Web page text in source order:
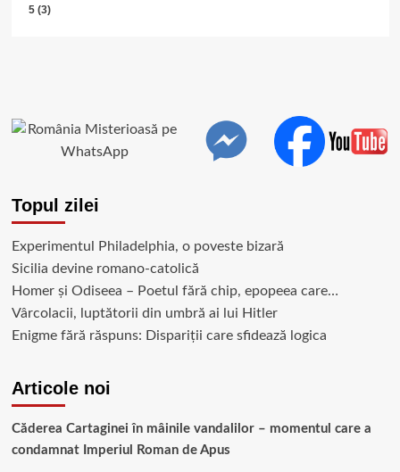
5 (3)
Topul zilei
Experimentul Philadelphia, o poveste bizară
Sicilia devine romano-catolică
Homer și Odiseea – Poetul fără chip, epopeea care…
Vârcolacii, luptătorii din umbră ai lui Hitler
Enigme fără răspuns: Dispariții care sfidează logica
Articole noi
Căderea Cartaginei în mâinile vandalilor – momentul care a
condamnat Imperiul Roman de Apus